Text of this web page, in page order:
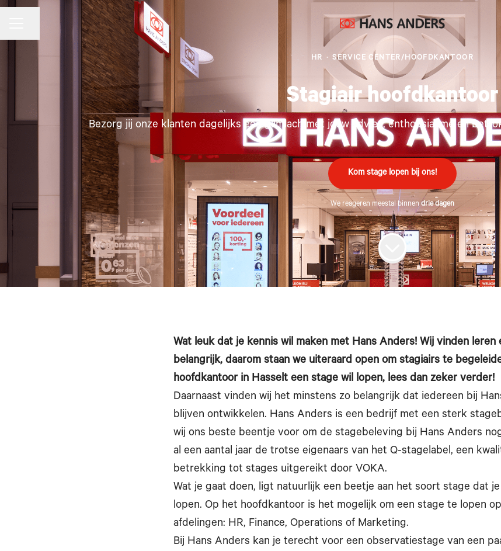
HR · SERVICE CENTER/HOOFDKANTOOR
Stagiair hoofdkantoor
Bezorg jij onze klanten dagelijks een glimlach met jouw advies, enthousiasme en
Kom stage lopen bij ons!
We reageren meestal binnendrie dagen
Wat leuk dat je kennis wil maken met Hans Anders! Wij vinden leren
belangrijk, daarom staan we uiteraard open om stagiairs te
hoofdkantoor in Hasselt een stage wil lopen, lees dan zeker verder!
Daarnaast vinden wij het minstens zo belangrijk dat iedereen bij
blijven ontwikkelen. Hans Anders is een bedrijf met een sterk
wij ons beste beentje voor om de stagebeleving bij Hans Anders
al een aantal jaar de trotse eigenaars van het Q-stagelabel, een
betrekking tot stages uitgereikt door VOKA.
Wat je gaat doen, ligt natuurlijk een beetje aan het soort stage dat
lopen. Op het hoofdkantoor is het mogelijk om een stage te lopen
afdelingen: HR, Finance, Operations of Marketing.
Bij Hans Anders kan je terecht voor een observatiestage van een